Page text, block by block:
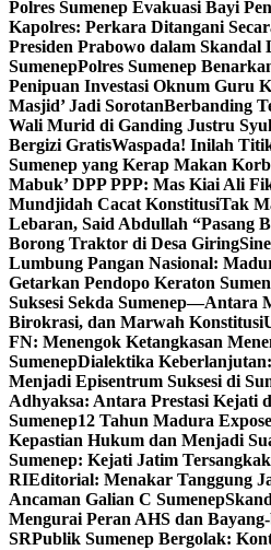
Polres Sumenep Evakuasi Bayi
Kapolres: Perkara Ditangani
Presiden Prabowo dalam Skandal
SumenepPolres Sumenep
Penipuan Investasi Oknum Guru
Masjid’ Jadi SorotanBerbanding
Wali Murid di Ganding Justru
Bergizi GratisWaspada! Inilah
Sumenep yang Kerap Makan
Mabuk’ DPP PPP: Mas Kiai Ali
Mundjidah Cacat KonstitusiTak
Lebaran, Said Abdullah “Pasang
Borong Traktor di Desa Giring
Lumbung Pangan Nasional:
Getarkan Pendopo Keraton
Suksesi Sekda Sumenep—Antara
Birokrasi, dan Marwah Konstitusi
FN: Menengok Ketangkasan
SumenepDialektika
Menjadi Episentrum Suksesi di
Adhyaksa: Antara Prestasi Kejati
Sumenep12 Tahun Madura
Kepastian Hukum dan Menjadi
Sumenep: Kejati Jatim
RIEditorial: Menakar Tanggung
Ancaman Galian C Sumenep
Mengurai Peran AHS dan
SRPublik Sumenep Bergolak: